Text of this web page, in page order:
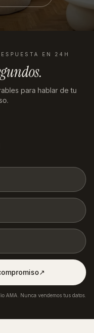
EN 24H
.
para hablar de tu
↗︎
AMA. Nunca vendemos tus datos.